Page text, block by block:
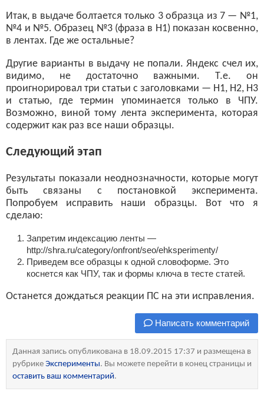
Итак, в выдаче болтается только 3 образца из 7 — №1,
№4 и №5. Образец №3 (фраза в H1) показан косвенно,
в лентах. Где же остальные?
Другие варианты в выдачу не попали. Яндекс счел их,
видимо, не достаточно важными. Т.е. он
проигнорировал три статьи с заголовками — H1, H2, H3
и статью, где термин упоминается только в ЧПУ.
Возможно, виной тому лента эксперимента, которая
содержит как раз все наши образцы.
Следующий этап
Результаты показали неоднозначности, которые могут
быть связаны с постановкой эксперимента.
Попробуем исправить наши образцы. Вот что я
сделаю:
Запретим индексацию ленты —
http://shra.ru/category/onfront/seo/ehksperimenty/
Приведем все образцы к одной словоформе. Это
коснется как ЧПУ, так и формы ключа в тесте статей.
Останется дождаться реакции ПС на эти исправления.
Написать комментарий
Данная запись опубликована в 18.09.2015 17:37 и размещена в
рубрике Эксперименты. Вы можете перейти в конец страницы и
оставить ваш комментарий.